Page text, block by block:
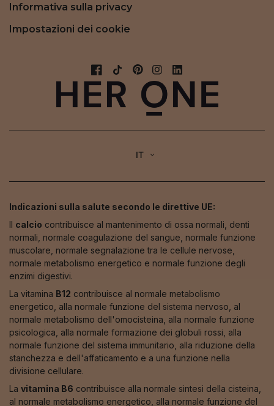
Informativa sulla privacy
Impostazioni dei cookie
IT
Indicazioni sulla salute secondo le direttive UE:
Il calcio contribuisce al mantenimento di ossa normali, denti
normali, normale coagulazione del sangue, normale funzione
muscolare, normale segnalazione tra le cellule nervose,
normale metabolismo energetico e normale funzione degli
enzimi digestivi.
La vitamina B12 contribuisce al normale metabolismo
energetico, alla normale funzione del sistema nervoso, al
normale metabolismo dell'omocisteina, alla normale funzione
psicologica, alla normale formazione dei globuli rossi, alla
normale funzione del sistema immunitario, alla riduzione della
stanchezza e dell'affaticamento e a una funzione nella
divisione cellulare.
La vitamina B6 contribuisce alla normale sintesi della cisteina,
al normale metabolismo energetico, alla normale funzione del